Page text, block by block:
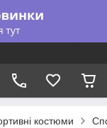
костюми